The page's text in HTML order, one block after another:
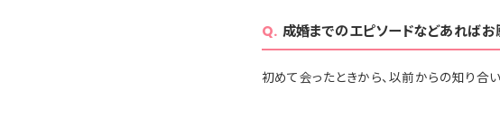
成婚までのエピソードなどあればお
初めて会ったときから、以前からの知り合